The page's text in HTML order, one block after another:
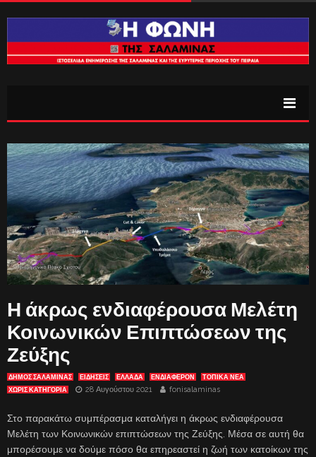
Η άκρως ενδιαφέρουσα Μελέτη
Κοινωνικών Επιπτώσεων της
Ζεύξης
ΔΗΜΟΣ ΣΑΛΑΜΙΝΑΣ ΕΙΔΗΣΕΙΣ ΕΛΛΑΔΑ ΕΝΔΙΑΦΈΡΟΝ
ΤΟΠΙΚΑ ΝΕΑ
ΧΩΡΊΣ ΚΑΤΗΓΟΡΊΑ
28 Αυγούστου 2021 fonisalaminas
Στο παρακάτω συμπέρασμα καταλήγει η άκρως ενδιαφέρουσα
Μελέτη των Κοινωνικών επιπτώσεων της Ζεύξης. Μέσα σε αυτή θα
μπορέσουμε να δούμε πόσο θα επηρεαστεί η ζωή των κατοίκων της